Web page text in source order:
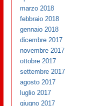
marzo 2018
febbraio 2018
gennaio 2018
dicembre 2017
novembre 2017
ottobre 2017
settembre 2017
agosto 2017
luglio 2017
giugno 2017